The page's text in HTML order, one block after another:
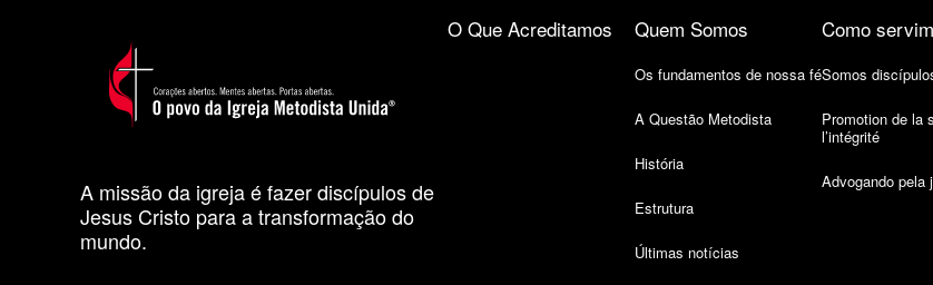
A missão da igreja é fazer discípulos de
Jesus Cristo para a transformação do
mundo.
O Que Acreditamos Quem Somos
Os fundamentos de nossa fé
A Questão Metodista
História
Estrutura
Últimas notícias
Como
Somos
Promotion de la
l’intégrité
Advogando pela